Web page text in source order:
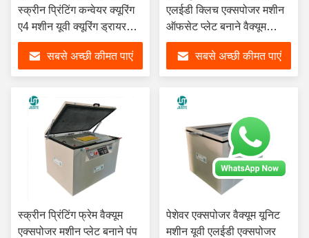
स्क्रीन प्रिंटिंग कन्वेयर क्यूरिंग
ए4 मशीन यूवी क्यूरिंग ड्रायर
मशीन के लिए 365 एनएम लैंपाडा
यूवी एलईडीसबसे अच्छी कीमत पाएं
एलईडी क्लिच एक्सपोजर मशीन
ऑफसेट प्लेट बनाने वैक्यूम
एक्सपोजर मशीन
सबसे अच्छी कीमत पाएं
स्क्रीन प्रिंटिंग फ्रेम वैक्यूम
एक्सपोजर मशीन प्लेट बनाने पंप
पेशेवर एक्सपोजर वैक्यूम यूनिट
मशीन यूवी एलईडी एक्सपोजर